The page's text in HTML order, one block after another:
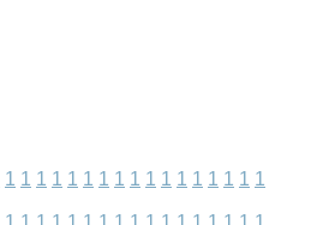
1 1 1 1 1 1 1 1 1 1 1 1 1 1 1 1 1